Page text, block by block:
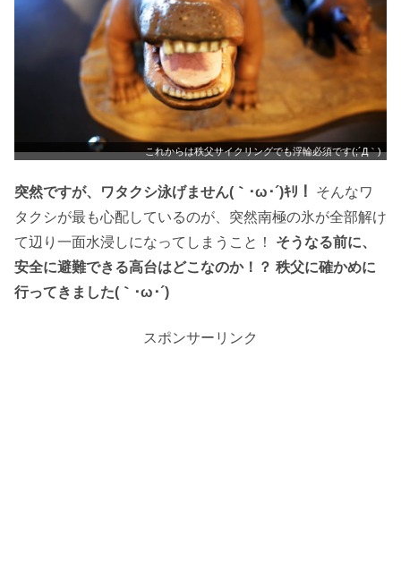
これからは秩父サイクリングでも浮輪必須です(;´Д｀)
突然ですが、ワタクシ泳げません(｀･ω･´)ｷﾘ！ そんなワ
タクシが最も心配しているのが、突然南極の氷が全部解け
て辺り一面水浸しになってしまうこと！ そうなる前に、
安全に避難できる高台はどこなのか！？ 秩父に確かめに
行ってきました(｀･ω･´)ゞ
スポンサーリンク